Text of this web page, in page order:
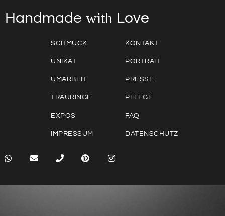
Handmade with Love
SCHMUCK
UNIKAT
UMARBEIT
TRAURINGE
EXPOS
IMPRESSUM
KONTAKT
PORTRAIT
PRESSE
PFLEGE
FAQ
DATENSCHUTZ